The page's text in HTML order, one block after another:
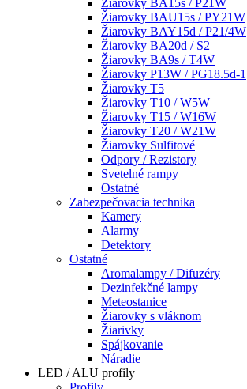
Žiarovky BA15s / P21W
Žiarovky BAU15s / PY21W
Žiarovky BAY15d / P21/4W
Žiarovky BA20d / S2
Žiarovky BA9s / T4W
Žiarovky P13W / PG18.5d-1
Žiarovky T5
Žiarovky T10 / W5W
Žiarovky T15 / W16W
Žiarovky T20 / W21W
Žiarovky Sulfitové
Odpory / Rezistory
Svetelné rampy
Ostatné
Zabezpečovacia technika
Kamery
Alarmy
Detektory
Ostatné
Aromalampy / Difuzéry
Dezinfekčné lampy
Meteostanice
Žiarovky s vláknom
Žiarivky
Spájkovanie
Náradie
LED / ALU profily